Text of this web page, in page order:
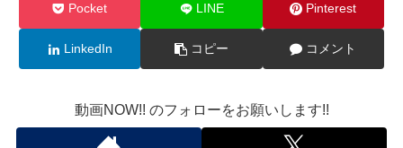
Pocket LINE Pinterest
LinkedIn コピー コメント
動画NOW!! のフォローをお願いします!!